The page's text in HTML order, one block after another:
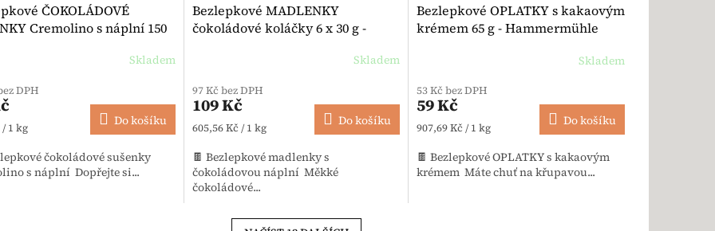
ČOKOLÁDOVÉ
Cremolino s náplní 150
Skladem
DPH
/ 1 kg Do košíku
čokoládové sušenky
s náplní Dopřejte si...
Bezlepkové MADLENKY
čokoládové koláčky 6 x 30 g -
Průměrné hodnocení produktu je 5,0 z 5 hvězdiček.
Skladem
97 Kč bez DPH
109 Kč
Měrná cena:
605,56 Kč / 1 kg Do košíku
🍫 Bezlepkové madlenky s
čokoládovou náplní Měkké
čokoládové...
Bezlepkové OPLATKY s kakaovým
krémem 65 g - Hammermühle
Skladem
53 Kč bez DPH
59 Kč
Měrná cena:
907,69 Kč / 1 kg Do košíku
🍫 Bezlepkové OPLATKY s kakaovým
krémem Máte chuť na křupavou...